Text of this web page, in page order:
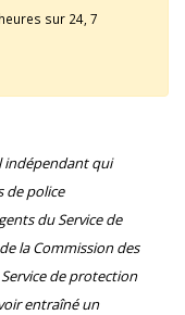
sur 24, 7
indépendant qui
de police
du Service de
la Commission des
de protection
entraîné un